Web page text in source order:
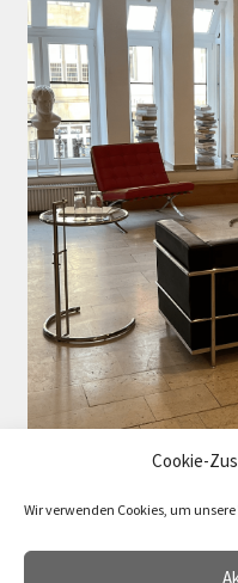
Cookie-
Wir verwenden Cookies, um